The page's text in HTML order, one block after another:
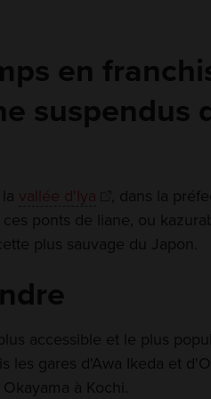
en
suspendus
vallée d'Iya
, dans la
ponts de liane, ou
plus sauvage du Japon.
accessible et le plus
les gares d'Awa Ikeda et
à Kochi.